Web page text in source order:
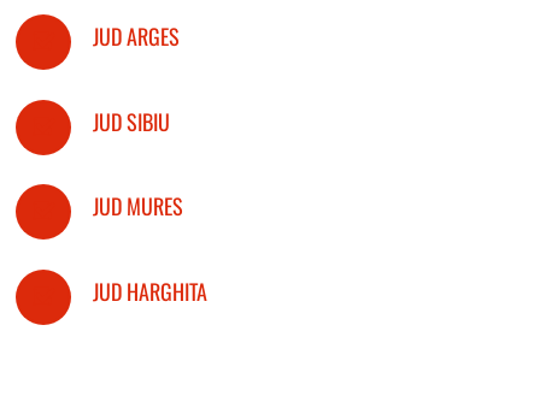
JUD ARGES
JUD SIBIU
JUD MURES
JUD HARGHITA